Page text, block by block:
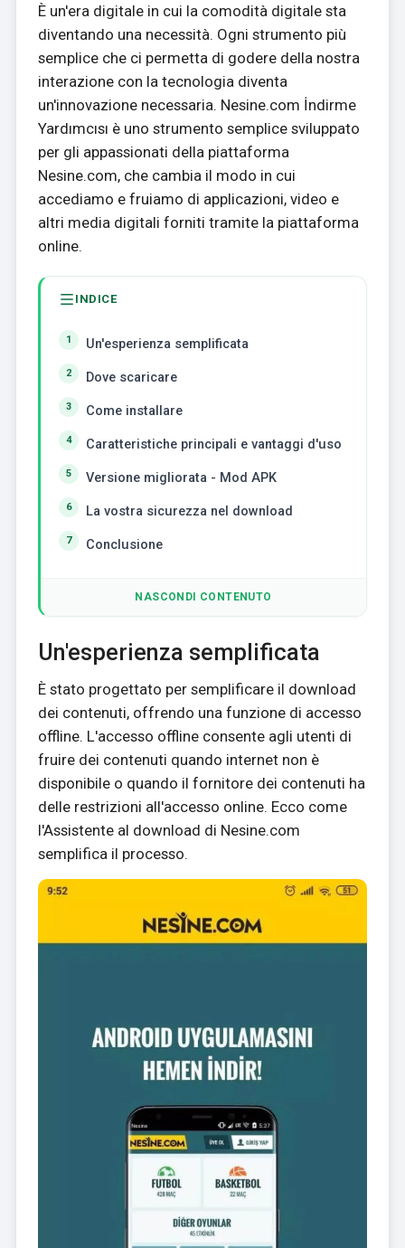
È un'era digitale in cui la comodità digitale sta
diventando una necessità. Ogni strumento più
semplice che ci permetta di godere della nostra
interazione con la tecnologia diventa
un'innovazione necessaria. Nesine.com İndirme
Yardımcısı è uno strumento semplice sviluppato
per gli appassionati della piattaforma
Nesine.com, che cambia il modo in cui
accediamo e fruiamo di applicazioni, video e
altri media digitali forniti tramite la piattaforma
online.
INDICE
Un'esperienza semplificata
Dove scaricare
Come installare
Caratteristiche principali e vantaggi d'uso
Versione migliorata - Mod APK
La vostra sicurezza nel download
Conclusione
NASCONDI CONTENUTO
Un'esperienza semplificata
È stato progettato per semplificare il download
dei contenuti, offrendo una funzione di accesso
offline. L'accesso offline consente agli utenti di
fruire dei contenuti quando internet non è
disponibile o quando il fornitore dei contenuti ha
delle restrizioni all'accesso online. Ecco come
l'Assistente al download di Nesine.com
semplifica il processo.